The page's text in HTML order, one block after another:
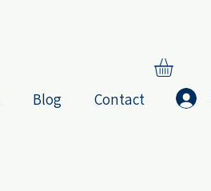
Blog Contact